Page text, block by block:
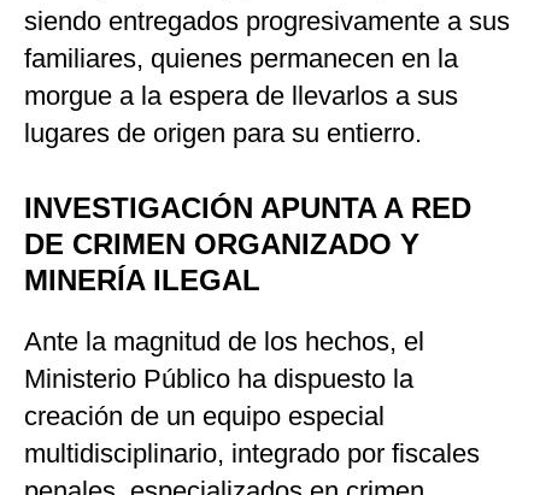
siendo entregados progresivamente a sus
familiares, quienes permanecen en la
morgue a la espera de llevarlos a sus
lugares de origen para su entierro.
INVESTIGACIÓN APUNTA A RED
DE CRIMEN ORGANIZADO Y
MINERÍA ILEGAL
Ante la magnitud de los hechos, el
Ministerio Público ha dispuesto la
creación de un equipo especial
multidisciplinario, integrado por fiscales